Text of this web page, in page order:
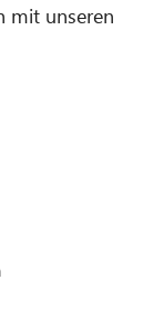
mit unseren